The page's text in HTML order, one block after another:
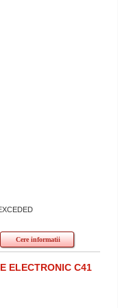
Cere informatii
ELECTRONIC C41